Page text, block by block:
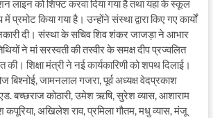
लाइन को शिफ्ट करवा दिया गया है तथा यहां के स्कूल
किया गया है। उन्होंने संस्था द्वारा किए गए कार्यों
दी। संस्था के सचिव शिव शंकर जाजड़ा ने आभार
ने मां सरस्वती की तस्वीर के समक्ष दीप प्रज्वलित
शिक्षा मंत्री ने नई कार्यकारिणी को शपथ दिलाई।
बिश्नोई, जामनलाल गजरा, पूर्व अध्यक्ष वेदप्रकाश
एड. बच्छराज कोठारी, उमेश ऋषि, सुरेश व्यास, आशाराम
अखिलेश राव, प्रमिला गौतम, मधु व्यास, मंजू